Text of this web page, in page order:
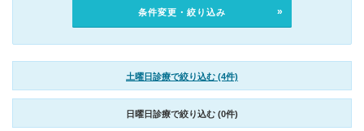
条件変更・絞り込み
土曜日診療で絞り込む (4件)
日曜日診療で絞り込む (0件)